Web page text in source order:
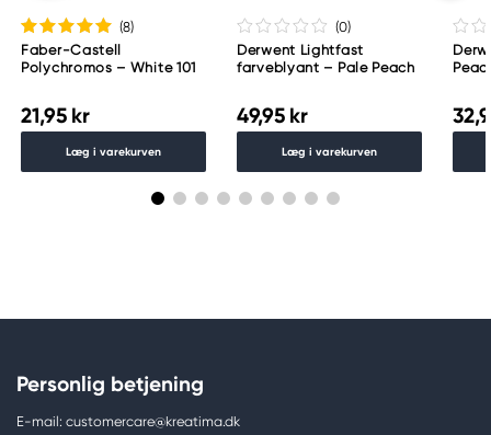
(8)
Faber-Castell
Polychromos – White 101
21,95 kr
Læg i varekurven
(0)
Derwent Lightfast
farveblyant – Pale Peach
49,95 kr
Læg i varekurven
Personlig betjening
E-mail: customercare@kreatima.dk